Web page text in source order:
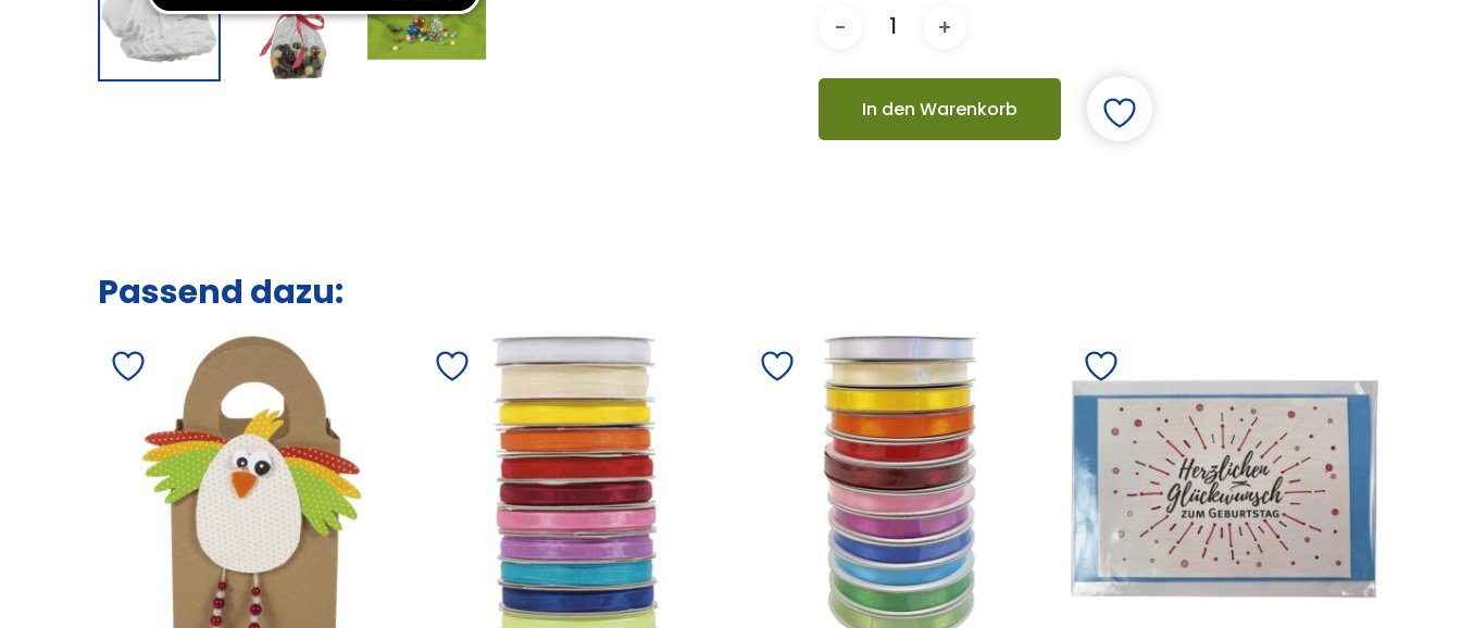
In den Warenkorb
Passend dazu: